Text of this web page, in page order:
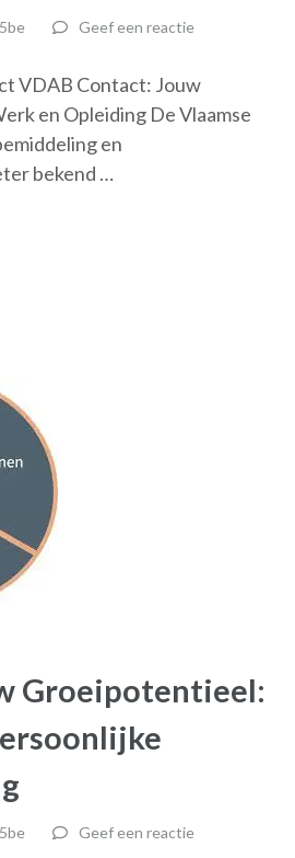
Geef een reactie
VDAB Contact: Jouw
en Opleiding De Vlaamse
en
bekend …
Groeipotentieel:
Geef een reactie